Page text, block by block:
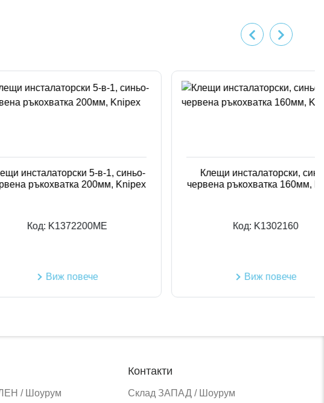
5-в-1, синьо-
200мм, Knipex
K1372200ME
Виж повече
Клещи инсталаторски, синьо-
червена ръкохватка 160мм, Knipex
K1302160
Виж повече
/ Шоурум
Контакти
Склад ЗАПАД / Шоурум